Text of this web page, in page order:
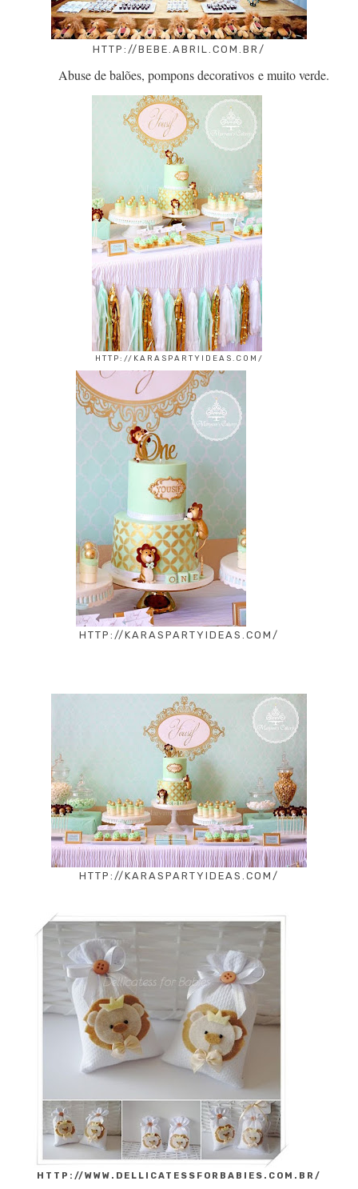
HTTP://BEBE.ABRIL.COM.BR/
Abuse de balões, pompons decorativos e muito verde.
HTTP://KARASPARTYIDEAS.COM/
HTTP://KARASPARTYIDEAS.COM/
HTTP://KARASPARTYIDEAS.COM/
HTTP://WWW.DELLICATESSFORBABIES.COM.BR/